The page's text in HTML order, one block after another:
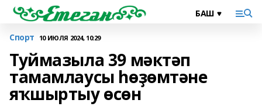
Спорт 10 ИЮЛЯ 2024, 10:29
Туймазыла 39 мәктәп
тамамлаусы һөҙөмтәне
яҡшыртыу өсөн